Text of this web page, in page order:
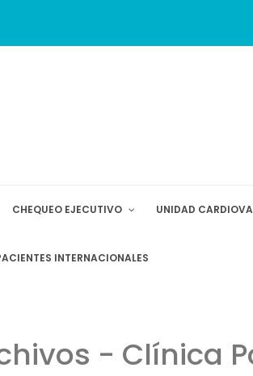
CHEQUEO EJECUTIVO UNIDAD
INTERNACIONALES
- Clínica